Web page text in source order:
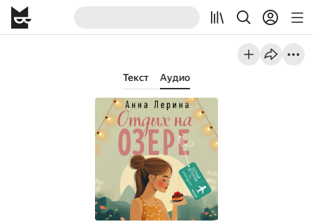
Текст Аудио